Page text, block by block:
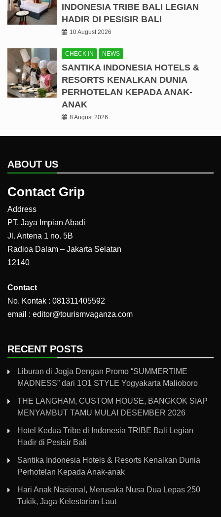
INDONESIA TRIBE BALI LEGIAN
HADIR DI PESISIR BALI
10 August 2026
CHECK IN NEWS
SANTIKA INDONESIA HOTELS &
RESORTS KENALKAN DUNIA
PERHOTELAN KEPADA ANAK-
ANAK
8 August 2026
ABOUT US
Contact Grip
Address
PT. Jaya Impian Abadi
Jl. Antena 1 no. 5B
Radioa Dalam – Jakarta Selatan
12140
Contact
No. Kontak : 081311405592
email : editor@tourismvaganza.com
RECENT POSTS
Liburan di Jogja Dengan Promo “SUMMERTIME
MADNESS” dari 1O1 STYLE Yogyakarta Malioboro
THE LANGHAM, CUSTOM HOUSE, BANGKOK SIAP
MENYAMBUT TAMU MULAI DESEMBER 2026
Hotel Kedua Tribe di Indonesia TRIBE Bali Legian
Hadir di Pesisir Bali
Santika Indonesia Hotels & Resorts Kenalkan Dunia
Perhotelan Kepada Anak-anak
Hari Anak Nasional, Merusaka Nusa Dua Lepas 250
Tukik, Jaga Kelestarian Laut